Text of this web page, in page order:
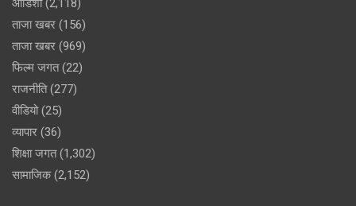
ओडिशा(2,118)
ताजा खबर (156)
ताजा खबर (969)
फिल्म जगत(22)
राजनीति(277)
वीडियो(25)
व्यापार (36)
शिक्षा जगत(1,302)
सामाजिक(2,152)